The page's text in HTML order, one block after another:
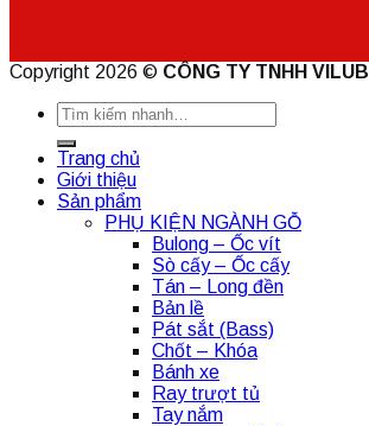
Copyright 2026 © CÔNG TY TNHH VILUBI
Tìm
kiếm:
Trang chủ
Giới thiệu
Sản phẩm
PHỤ KIỆN NGÀNH GỖ
Bulong – Ốc vít
Sò cấy – Ốc cấy
Tán – Long đền
Bản lề
Pát sắt (Bass)
Chốt – Khóa
Bánh xe
Ray trượt tủ
Tay nắm